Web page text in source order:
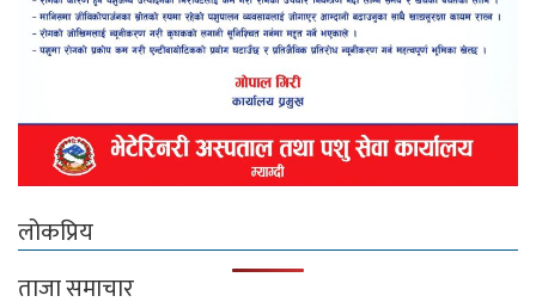
लोकप्रिय
ताजा समाचार